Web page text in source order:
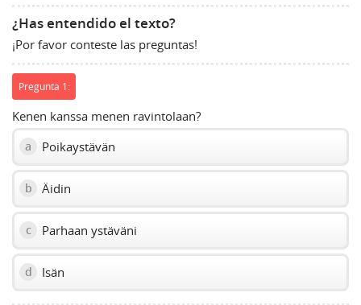
¿Has entendido el texto?
¡Por favor conteste las preguntas!
Pregunta 1:
Kenen kanssa menen ravintolaan?
a Poikaystävän
b Äidin
c Parhaan ystäväni
d Isän